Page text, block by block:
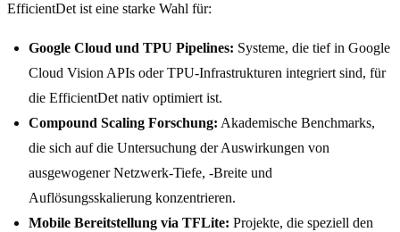
EfficientDet ist eine starke Wahl für:
Google Cloud und TPU Pipelines: Systeme, die tief in Google
Cloud Vision APIs oder TPU-Infrastrukturen integriert sind, für
die EfficientDet nativ optimiert ist.
Compound Scaling Forschung: Akademische Benchmarks,
die sich auf die Untersuchung der Auswirkungen von
ausgewogener Netzwerk-Tiefe, -Breite und
Auflösungsskalierung konzentrieren.
Mobile Bereitstellung via TFLite: Projekte, die speziell den